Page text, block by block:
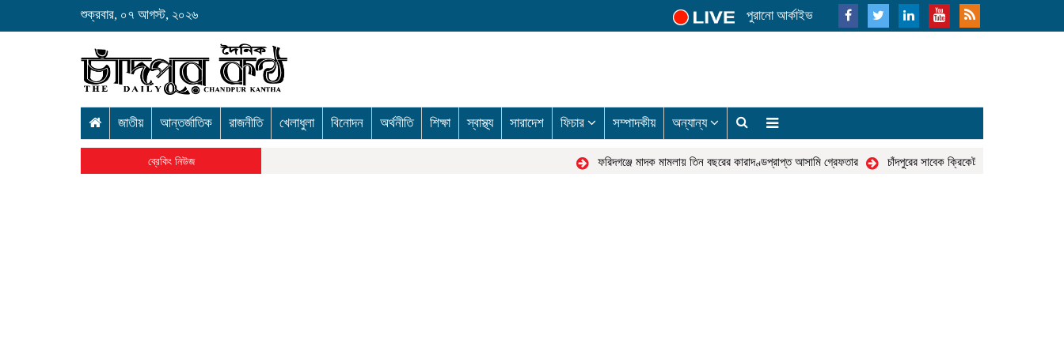
শুক্রবার, ০৭ আগস্ট, ২০২৬ পুরানো আর্কাইভ
জাতীয় আন্তর্জাতিক রাজনীতি খেলাধুলা বিনোদন অর্থনীতি শিক্ষা স্বাস্থ্য সারাদেশ ফিচার সম্পাদকীয় অন্যান্য
ব্রেকিং নিউজ ফরিদগঞ্জে মাদক মামলায় তিন বছরের কারাদণ্ডপ্রাপ্ত আসামি গ্রেফতার চাঁদপুরের সাবেক ক্রিকেটার হুমায়ুন কবির খোকন